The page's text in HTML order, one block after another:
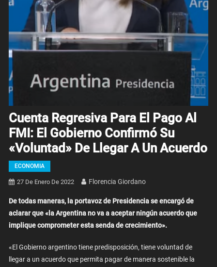
Cuenta Regresiva Para El Pago Al
FMI: El Gobierno Confirmó Su
«voluntad» De Llegar A Un Acuerdo
ECONOMIA
27 De Enero De 2022 Florencia Giordano
De todas maneras, la portavoz de Presidencia se encargó de
aclarar que «la Argentina no va a aceptar ningún acuerdo que
implique comprometer esta senda de crecimiento».
«El Gobierno argentino tiene predisposición, tiene voluntad de
llegar a un acuerdo que permita pagar de manera sostenible la